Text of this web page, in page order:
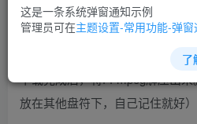
下载完成后，将FFmpeg解压出
放在其他盘符下，自己记住就好）
这是一条系统弹窗通知示例
管理员可在主题设置-常用功能-弹窗
了